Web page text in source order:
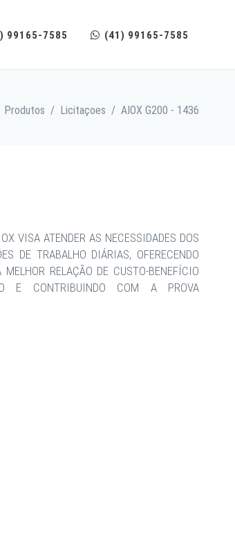
99165-7585 (41) 99165-7585
Produtos / Licitaçoes / AIOX G200 - 1436
VISA ATENDER AS NECESSIDADES DOS
DE TRABALHO DIÁRIAS, OFERECENDO
RELAÇÃO DE CUSTO-BENEFÍCIO
E CONTRIBUINDO COM A PROVA